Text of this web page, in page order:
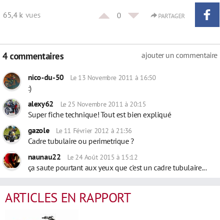
65,4 k vues 0 PARTAGER
4 commentaires ajouter un commentaire
nico-du-50 Le 13 Novembre 2011 à 16:50
:)
alexy62
Le 25 Novembre 2011 à 20:15
Super fiche technique! Tout est bien expliqué
gazole
Le 11 Février 2012 à 21:36
Cadre tubulaire ou perimetrique ?
naunau22
Le 24 Août 2015 à 15:12
ça saute pourtant aux yeux que c'est un cadre tubulaire...
ARTICLES EN RAPPORT